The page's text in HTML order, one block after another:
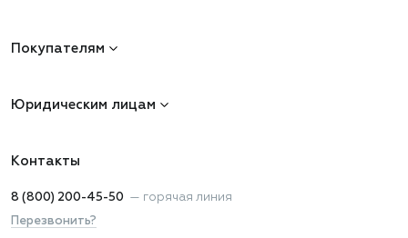
Покупателям
Юридическим лицам
Контакты
8 (800) 200-45-50 — горячая линия
Перезвонить?